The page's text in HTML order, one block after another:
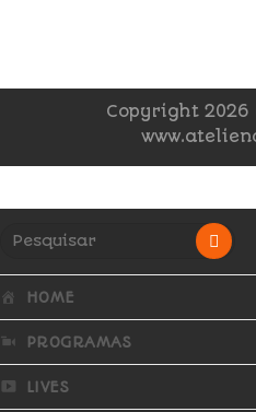
Copyright 2026
HOME
PROGRAMAS
LIVES